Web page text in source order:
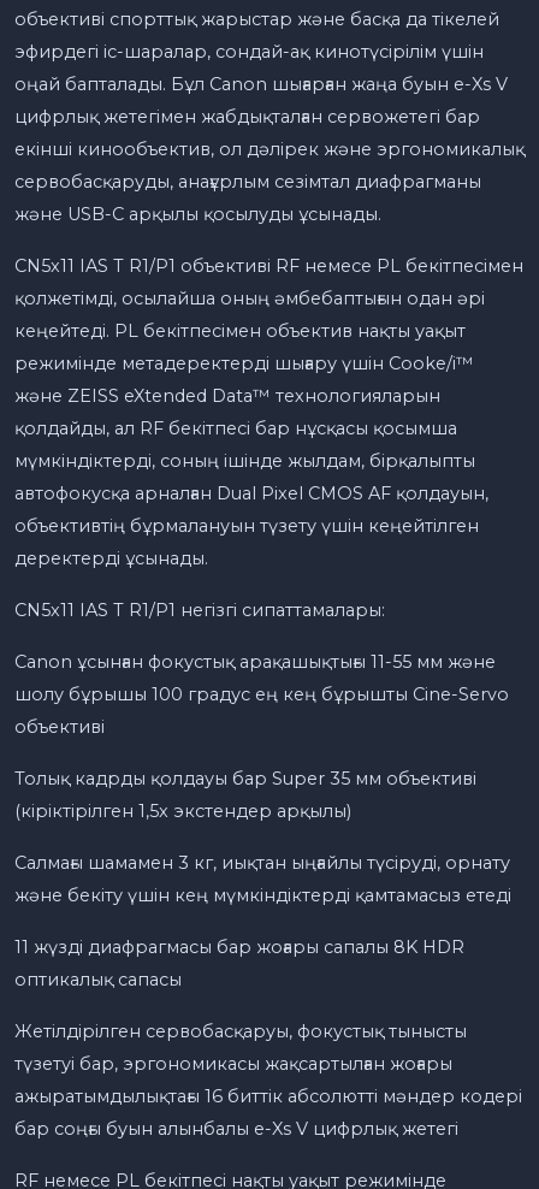
объективі спорттық жарыстар және басқа да тікелей
эфирдегі іс-шаралар, сондай-ақ кинотүсірілім үшін
оңай бапталады. Бұл Canon шығарған жаңа буын e-Xs V
цифрлық жетегімен жабдықталған сервожетегі бар
екінші кинообъектив, ол дәлірек және эргономикалық
сервобасқаруды, анағұрлым сезімтал диафрагманы
және USB-C арқылы қосылуды ұсынады.
CN5x11 IAS T R1/P1 объективі RF немесе PL бекітпесімен
қолжетімді, осылайша оның әмбебаптығын одан әрі
кеңейтеді. PL бекітпесімен объектив нақты уақыт
режимінде метадеректерді шығару үшін Cooke/i™
және ZEISS eXtended Data™ технологияларын
қолдайды, ал RF бекітпесі бар нұсқасы қосымша
мүмкіндіктерді, соның ішінде жылдам, бірқалыпты
автофокусқа арналған Dual Pixel CMOS AF қолдауын,
объективтің бұрмалануын түзету үшін кеңейтілген
деректерді ұсынады.
CN5x11 IAS T R1/P1 негізгі сипаттамалары:
Canon ұсынған фокустық арақашықтығы 11-55 мм және
шолу бұрышы 100 градус ең кең бұрышты Cine-Servo
объективі
Толық кадрды қолдауы бар Super 35 мм объективі
(кіріктірілген 1,5x экстендер арқылы)
Салмағы шамамен 3 кг, иықтан ыңғайлы түсіруді, орнату
және бекіту үшін кең мүмкіндіктерді қамтамасыз етеді
11 жүзді диафрагмасы бар жоғары сапалы 8K HDR
оптикалық сапасы
Жетілдірілген сервобасқаруы, фокустық тынысты
түзетуі бар, эргономикасы жақсартылған жоғары
ажыратымдылықтағы 16 биттік абсолютті мәндер кодері
бар соңғы буын алынбалы e-Xs V цифрлық жетегі
RF немесе PL бекітпесі нақты уақыт режимінде